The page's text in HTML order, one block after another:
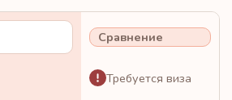
Сравнение
Требуется виза